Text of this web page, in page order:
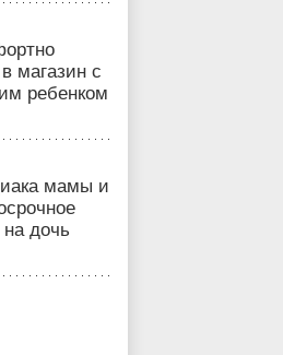
магазин с
ребенком
мамы и
дочь